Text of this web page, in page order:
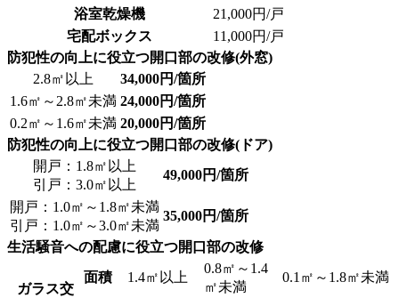
浴室乾燥機
21,000円/戸
宅配ボックス
11,000円/戸
防犯性の向上に役立つ開口部の改修(外窓)
2.8㎡以上
34,000円/箇所
1.6㎡～2.8㎡未満 24,000円/箇所
0.2㎡～1.6㎡未満 20,000円/箇所
防犯性の向上に役立つ開口部の改修(ドア)
開戸：1.8㎡以上
引戸：3.0㎡以上
49,000円/箇所
開戸：1.0㎡～1.8㎡未満
引戸：1.0㎡～3.0㎡未満
35,000円/箇所
生活騒音への配慮に役立つ開口部の改修
ガラス交
面積 1.4㎡以上
0.8㎡～1.4
㎡未満
0.1㎡～1.8㎡未満